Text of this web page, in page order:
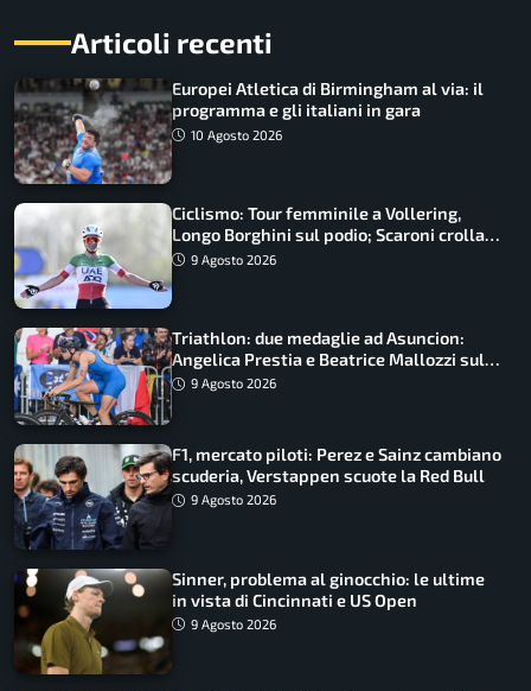
Articoli recenti
Europei Atletica di Birmingham al via: il
programma e gli italiani in gara
10 Agosto 2026
Ciclismo: Tour femminile a Vollering,
Longo Borghini sul podio; Scaroni crolla
in Polonia
9 Agosto 2026
Triathlon: due medaglie ad Asuncion:
Angelica Prestia e Beatrice Mallozzi sul
podio
9 Agosto 2026
F1, mercato piloti: Perez e Sainz cambiano
scuderia, Verstappen scuote la Red Bull
9 Agosto 2026
Sinner, problema al ginocchio: le ultime
in vista di Cincinnati e US Open
9 Agosto 2026